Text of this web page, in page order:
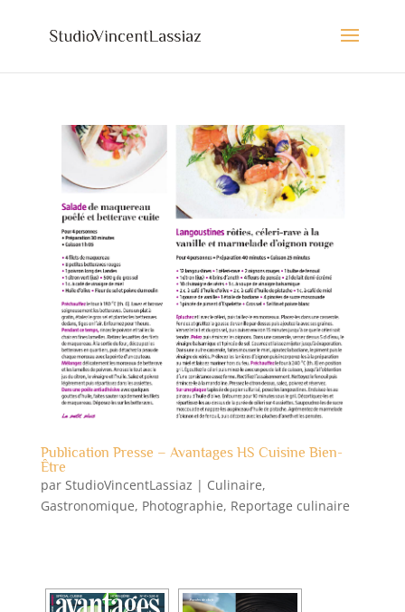
Publication Presse – Avantages HS Cuisine Bien-
Être
par StudioVincentLassiaz | Culinaire,
Gastronomique, Photographie, Reportage culinaire